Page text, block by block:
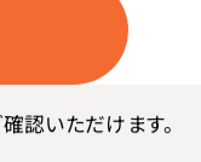
認いただけます。